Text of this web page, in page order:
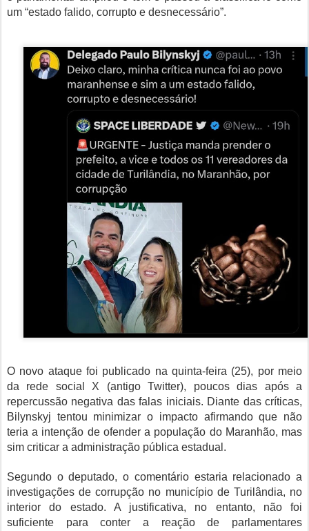
um “estado falido, corrupto e desnecessário”.
O novo ataque foi publicado na quinta-feira (25), por meio
da rede social X (antigo Twitter), poucos dias após a
repercussão negativa das falas iniciais. Diante das críticas,
Bilynskyj tentou minimizar o impacto afirmando que não
teria a intenção de ofender a população do Maranhão, mas
sim criticar a administração pública estadual.
Segundo o deputado, o comentário estaria relacionado a
investigações de corrupção no município de Turilândia, no
interior do estado. A justificativa, no entanto, não foi
suficiente para conter a reação de parlamentares